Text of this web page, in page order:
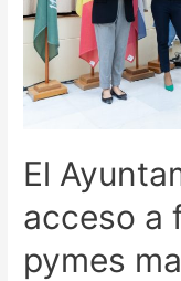
El
acceso a
pymes